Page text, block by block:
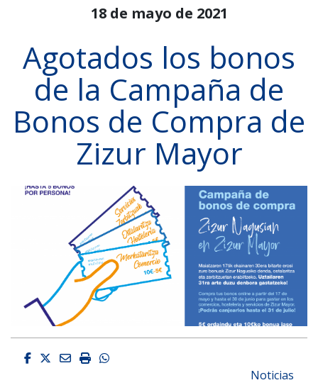
18 de mayo de 2021
Agotados los bonos
de la Campaña de
Bonos de Compra de
Zizur Mayor
Facebook
Twitter
EmailImprimirWhatsapp
Noticias